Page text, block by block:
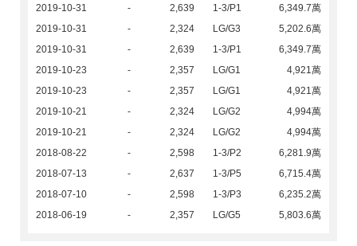
2019-10-31 - 2,639 1-3/P1
6,349.7萬
2019-10-31
- 2,324 LG/G3
5,202.6萬
2019-10-31
- 2,639 1-3/P1
6,349.7萬
2019-10-23
- 2,357 LG/G1
4,921萬
2019-10-23
- 2,357 LG/G1
4,921萬
2019-10-21
- 2,324 LG/G2
4,994萬
2019-10-21
- 2,324 LG/G2
4,994萬
2018-08-22
- 2,598 1-3/P2
6,281.9萬
2018-07-13
- 2,637 1-3/P5
6,715.4萬
2018-07-10
- 2,598 1-3/P3
6,235.2萬
2018-06-19
- 2,357 LG/G5 5,803.6萬